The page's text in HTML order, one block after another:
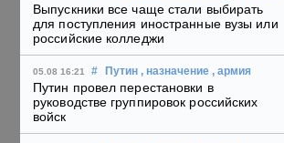
Выпускники все чаще стали выбирать
для поступления иностранные вузы или
российские колледжи
05.08 16:21 # Путин , назначение , армия
Путин провел перестановки в
руководстве группировок российских
войск